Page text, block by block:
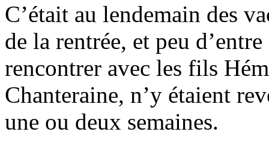
C’était au lendemain des
de la rentrée, et peu
rencontrer avec les fils
Chanteraine, n’y étaient
une ou deux semaines.